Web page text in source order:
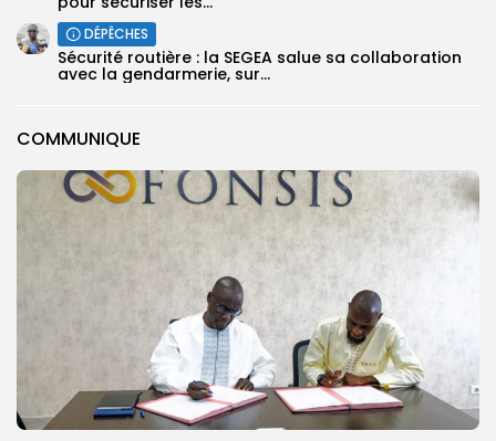
COMMUNIQUE
DÉPÊCHES
Sécurité routière : la SEGEA salue sa collaboration
avec la gendarmerie, sur...